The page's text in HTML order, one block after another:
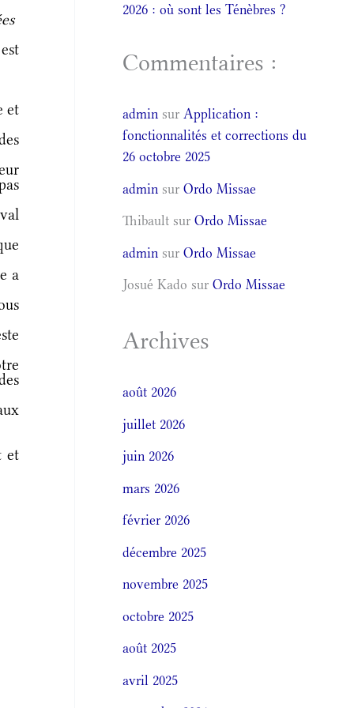
et
a
et
2026 : où sont les Ténèbres ?
Commentaires :
admin surApplication :
fonctionnalités et corrections du
26 octobre 2025
admin surOrdo Missae
Thibault surOrdo Missae
admin surOrdo Missae
Josué Kado surOrdo Missae
Archives
août 2026
juillet 2026
juin 2026
mars 2026
février 2026
décembre 2025
novembre 2025
octobre 2025
août 2025
avril 2025